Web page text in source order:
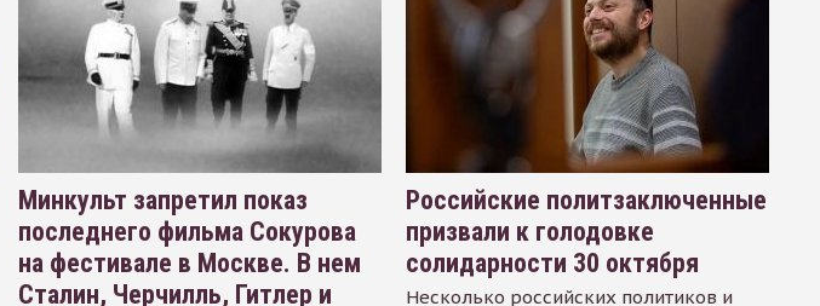
Минкульт запретил показ
последнего фильма Сокурова
на фестивале в Москве. В нем
Сталин, Черчилль, Гитлер и
Российские политзаключенные
призвали к голодовке
солидарности 30 октября
Несколько российских политиков и